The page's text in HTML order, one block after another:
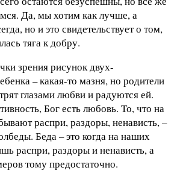
Да, мы хотим как лучше, а
но и это свидетельствует о том,
тяга к добру.
зрения рисунок двух-
– какая-то мазня, но родители
глазами любви и радуются ей.
Бог есть любовь. То, что на
распри, раздоры, ненависть, –
Беда – это когда на наших
распри, раздоры и ненависть, а
тому предостаточно.